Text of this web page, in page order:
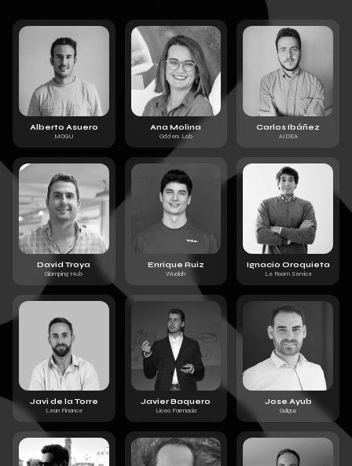
Alberto Asuero
MOGU
Ana Molina
Odders Lab
Carlos Ibáñez
AIDEA
David Troya
Glamping Hub
Enrique Ruiz
Wuolah
Ignacio Oroquieta
Le Room Service
Javi de la Torre
Lean Finance
Javier Baquero
Liceo Farmacia
Jose Ayub
Galgus